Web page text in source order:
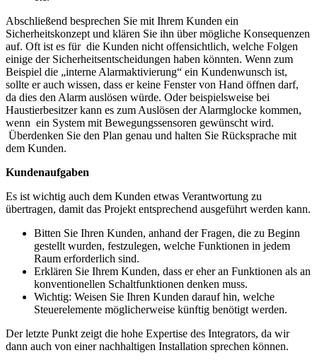
Abschließend besprechen Sie mit Ihrem Kunden ein
Sicherheitskonzept und klären Sie ihn über mögliche Konsequenzen
auf. Oft ist es für die Kunden nicht offensichtlich, welche Folgen
einige der Sicherheitsentscheidungen haben könnten. Wenn zum
Beispiel die „interne Alarmaktivierung“ ein Kundenwunsch ist,
sollte er auch wissen, dass er keine Fenster von Hand öffnen darf,
da dies den Alarm auslösen würde. Oder beispielsweise bei
Haustierbesitzer kann es zum Auslösen der Alarmglocke kommen,
wenn ein System mit Bewegungssensoren gewünscht wird.
Überdenken Sie den Plan genau und halten Sie Rücksprache mit
dem Kunden.
Kundenaufgaben
Es ist wichtig auch dem Kunden etwas Verantwortung zu
übertragen, damit das Projekt entsprechend ausgeführt werden kann.
Bitten Sie Ihren Kunden, anhand der Fragen, die zu Beginn
gestellt wurden, festzulegen, welche Funktionen in jedem
Raum erforderlich sind.
Erklären Sie Ihrem Kunden, dass er eher an Funktionen als an
konventionellen Schaltfunktionen denken muss.
Wichtig: Weisen Sie Ihren Kunden darauf hin, welche
Steuerelemente möglicherweise künftig benötigt werden.
Der letzte Punkt zeigt die hohe Expertise des Integrators, da wir
dann auch von einer nachhaltigen Installation sprechen können.